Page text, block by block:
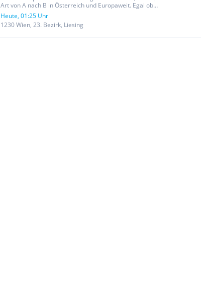
Art von A nach B in Österreich und Europaweit. Egal ob
Waschmaschine, Kühlschrank, Sofa, Kommode oder Kisten wir
transportieren alles sofort und günstig. Abholung von:
Möbelhäusern-IKEA,...
Heute, 01:25 Uhr
1230 Wien, 23. Bezirk, Liesing